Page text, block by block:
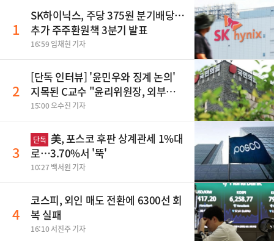
1
SK하이닉스, 주당 375원 분기배당…
추가 주주환원책 3분기 발표
16:59 임채현 기자
2
[단독 인터뷰] '윤민우와 징계 논의'
지목된 C교수 "윤리위원장, 외부와
논의 잘못된 행위"
15:00 오수진 기자
3
단독 美, 포스코 후판 상계관세 1%대
로…3.70%서 '뚝'
10:27 백서원 기자
4
코스피, 외인 매도 전환에 6300선 회
복 실패
16:10 서진주 기자